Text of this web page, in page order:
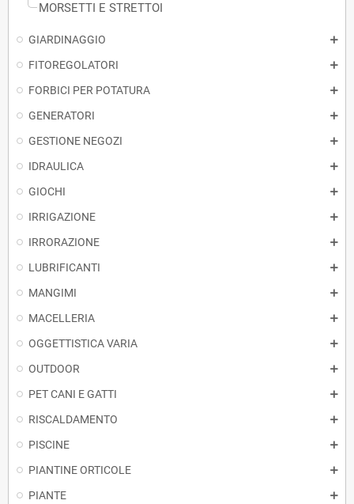
MORSETTI E STRETTOI
GIARDINAGGIO
FITOREGOLATORI
FORBICI PER POTATURA
GENERATORI
GESTIONE NEGOZI
IDRAULICA
GIOCHI
IRRIGAZIONE
IRRORAZIONE
LUBRIFICANTI
MANGIMI
MACELLERIA
OGGETTISTICA VARIA
OUTDOOR
PET CANI E GATTI
RISCALDAMENTO
PISCINE
PIANTINE ORTICOLE
PIANTE